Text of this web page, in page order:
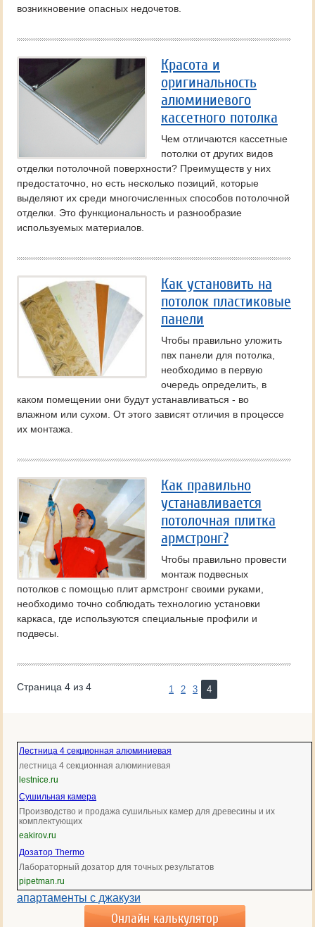
возникновение опасных недочетов.
Красота и
оригинальность
алюминиевого
кассетного потолка
Чем отличаются кассетные
потолки от других видов
отделки потолочной поверхности? Преимуществ у них
предостаточно, но есть несколько позиций, которые
выделяют их среди многочисленных способов потолочной
отделки. Это функциональность и разнообразие
используемых материалов.
Как установить на
потолок пластиковые
панели
Чтобы правильно уложить
пвх панели для потолка,
необходимо в первую
очередь определить, в
каком помещении они будут устанавливаться - во
влажном или сухом. От этого зависят отличия в процессе
их монтажа.
Как правильно
устанавливается
потолочная плитка
армстронг?
Чтобы правильно провести
монтаж подвесных
потолков с помощью плит армстронг своими руками,
необходимо точно соблюдать технологию установки
каркаса, где используются специальные профили и
подвесы.
Страница 4 из 4 1 2 3 4
Лестница 4 секционная алюминиевая
лестница 4 секционная алюминиевая
lestnice.ru
Сушильная камера
Производство и продажа сушильных камер для древесины и их
комплектующих
eakirov.ru
Дозатор Thermo
Лабораторный дозатор для точных результатов
pipetman.ru
апартаменты с джакузи
Онлайн калькулятор